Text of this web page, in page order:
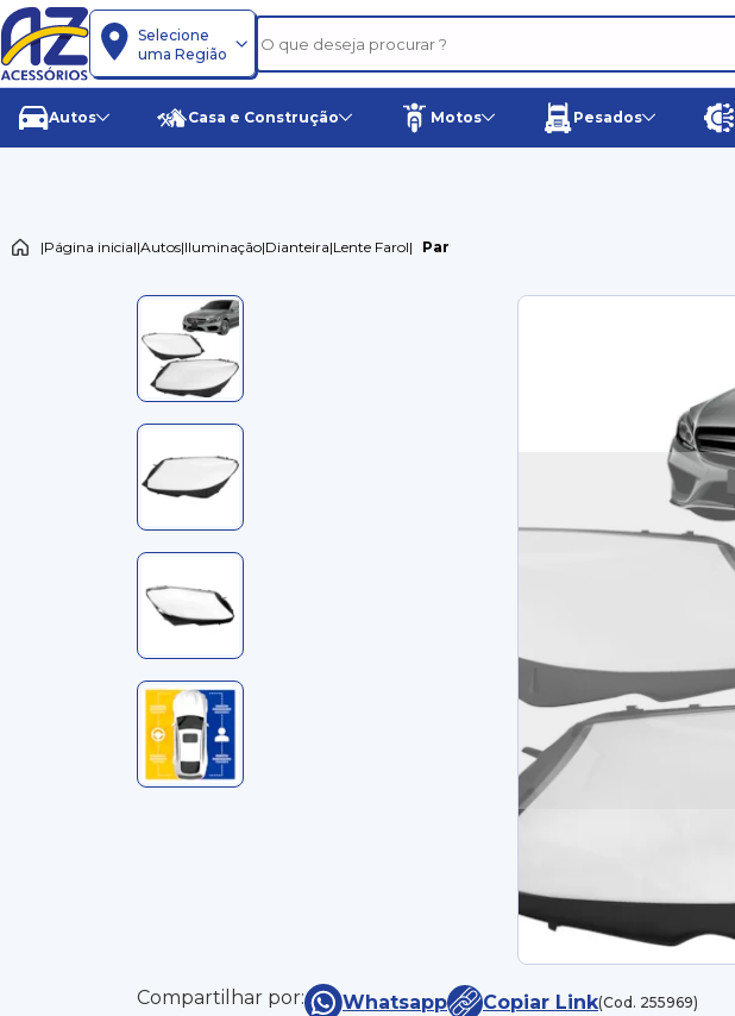
Selecione
uma Região
Autos Casa e Construção Motos Pesados
|Página inicial|Autos|Iluminação|Dianteira|Lente Farol| Par
Compartilhar por: Whatsapp Copiar Link(Cod. 255969)